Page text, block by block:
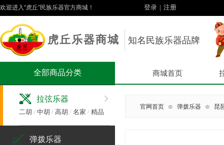
登录 | 注册
欢迎进入“虎丘”民族乐器官方商城！
虎丘乐器商城 知名民族乐器品牌
商城首页
全部商品分类
拉弦乐器
二胡 / 中胡 / 高胡 / 名家 / 精品
弹拨乐器
官网首页 ⊙ 弹拨乐器 ⊙ 琵